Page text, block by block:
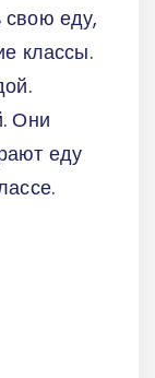
свою еду,
классы.
Они
еду